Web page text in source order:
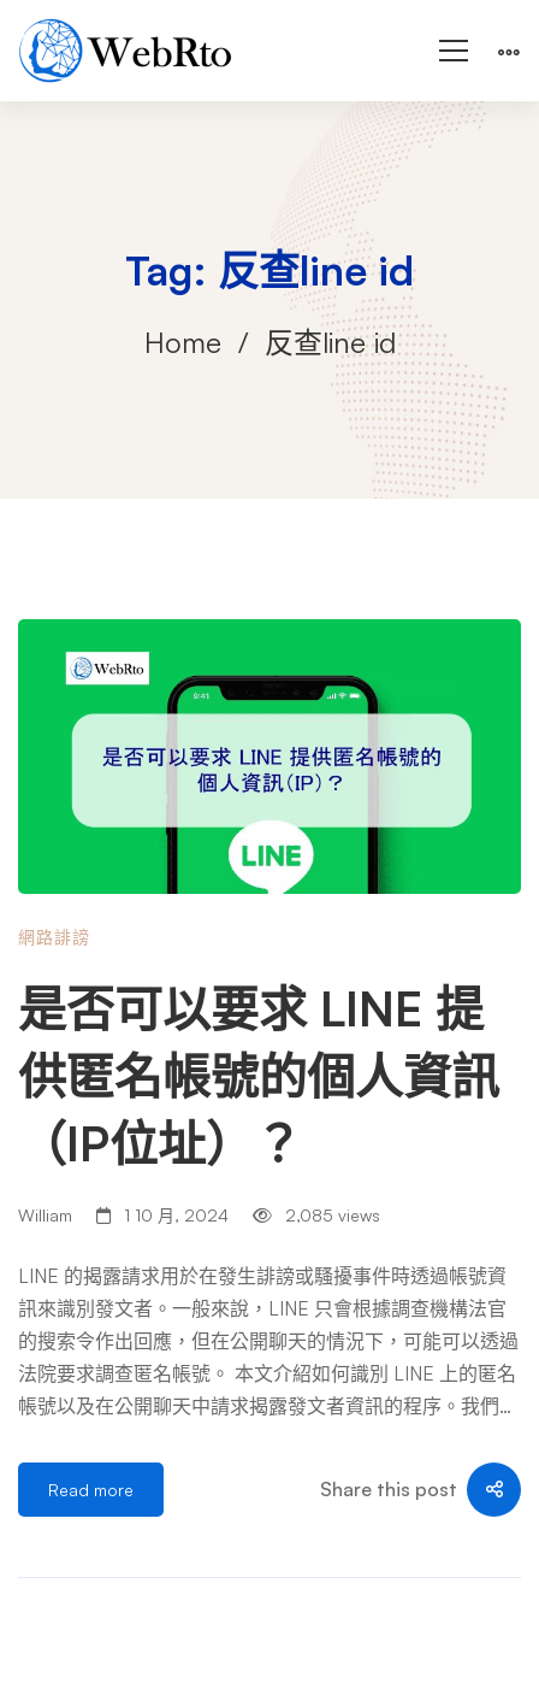
Tag: 反查line id
Home 反查line id
網路誹謗
是否可以要求 LINE 提
供匿名帳號的個人資訊
（IP位址）？
William 1 10 月, 2024 2,085 views
LINE 的揭露請求用於在發生誹謗或騷擾事件時透過帳號資
訊來識別發文者。一般來說，LINE 只會根據調查機構法官
的搜索令作出回應，但在公開聊天的情況下，可能可以透過
法院要求調查匿名帳號。 本文介紹如何識別 LINE 上的匿名
帳號以及在公開聊天中請求揭露發文者資訊的程序。我們還
關於 LINE 揭露請求 如果您在 LINE 群組聊天中受到誹謗、
騷擾或霸凌，則幾乎不可能要求 LINE 揭露您的歷史記錄。
Read more Share this post